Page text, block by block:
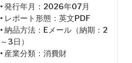
• 発行年月：2026年07月
• レポート形態：英文PDF
• 納品方法：Eメール（納期：2
～3日）
• 産業分類：消費財